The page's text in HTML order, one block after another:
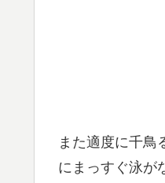
また適度に千鳥
にまっすぐ泳が